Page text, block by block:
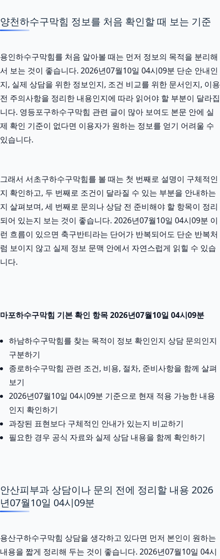
양천하수구막힘 정보를 처음 확인할 때 보는 기준
용인하수구막힘를 처음 알아볼 때는 먼저 정보의 목적을 분리해
서 보는 것이 좋습니다. 2026년07월10일 04시09분 단순 안내인
지, 실제 상담을 위한 정보인지, 조건 비교를 위한 문서인지, 이용
전 주의사항을 정리한 내용인지에 따라 읽어야 할 부분이 달라집
니다. 영등포구하수구막힘 관련 글이 많아 보여도 본문 안에 실
제 확인 기준이 없다면 이용자가 원하는 정보를 얻기 어려울 수
있습니다.
그래서 서초구하수구막힘를 볼 때는 첫 번째로 설명이 구체적인
지 확인하고, 두 번째로 조건이 달라질 수 있는 부분을 안내하는
지 살펴보며, 세 번째로 문의나 상담 전 준비해야 할 항목이 정리
되어 있는지 보는 것이 좋습니다. 2026년07월10일 04시09분 이
런 흐름이 있으면 축구반티라는 단어가 반복되어도 단순 반복처
럼 보이지 않고 실제 정보 문맥 안에서 자연스럽게 읽힐 수 있습
니다.
마포하수구막힘 기본 확인 항목 2026년07월10일 04시09분
하남하수구막힘를 찾는 목적이 정보 확인인지 상담 문의인지
구분하기
종로하수구막힘 관련 조건, 비용, 절차, 준비사항을 함께 살펴
보기
2026년07월10일 04시09분 기준으로 현재 적용 가능한 내용
인지 확인하기
과장된 표현보다 구체적인 안내가 있는지 비교하기
필요한 경우 공식 자료와 실제 상담 내용을 함께 확인하기
안산피부과 상담이나 문의 전에 정리할 내용 2026
년07월10일 04시09분
용산구하수구막힘 상담을 생각하고 있다면 먼저 본인이 원하는
내용을 짧게 정리해 두는 것이 좋습니다. 2026년07월10일 04시